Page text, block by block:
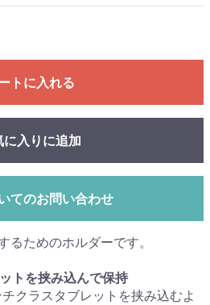
トに入れる
に入りに追加
てのお問い合わせ
るためのホルダーです。
トを挟み込んで保持
クラスタブレットを挟み込むよ